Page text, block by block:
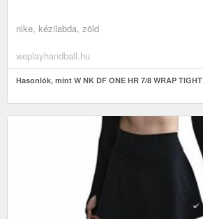
nike, kézilabda, zöld
weplayhandball.hu
Hasonlók, mint W NK DF ONE HR 7/8 WRAP TIGHT